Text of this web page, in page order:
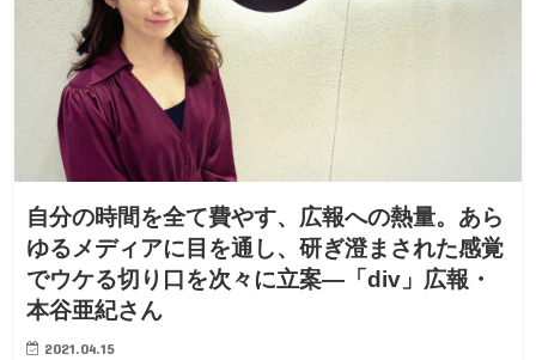
自分の時間を全て費やす、広報への熱量。あら
ゆるメディアに目を通し、研ぎ澄まされた感覚
でウケる切り口を次々に立案—「div」広報・
本谷亜紀さん
2021.04.15